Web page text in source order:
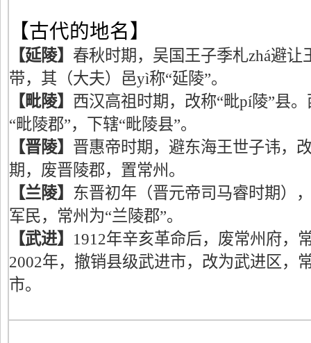
【古代的地名】
【延陵】 春秋时期，吴国王子季札zhá避
带，其（大夫）邑yì称“延陵”。
【毗陵】 西汉高祖时期，改称“毗pí陵”县
“毗陵郡”，下辖“毗陵县”。
【晋陵】 晋惠帝时期，避东海王世子讳，
期，废晋陵郡，置常州。
【兰陵】 东晋初年（晋元帝司马睿时期）
军民，常州为“兰陵郡”。
【武进】 1912年辛亥革命后，废常州府，
2002年，撤销县级武进市，改为武进区，
市。